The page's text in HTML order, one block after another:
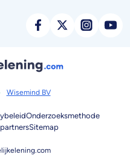
Wisemind BV
Onderzoeksmethode
Sitemap